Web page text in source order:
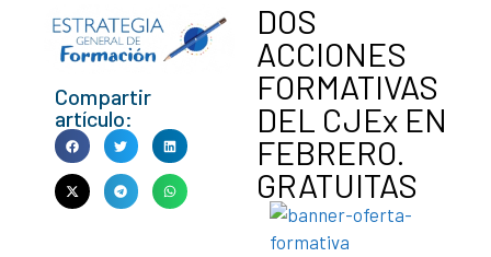
Compartir
artículo:
DOS
ACCIONES
FORMATIVAS
DEL CJEx EN
FEBRERO.
GRATUITAS